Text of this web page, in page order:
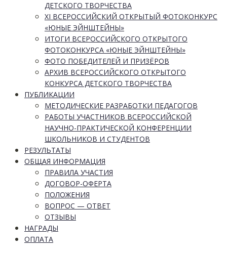
ДЕТСКОГО ТВОРЧЕСТВА
XI ВСЕРОССИЙСКИЙ ОТКРЫТЫЙ ФОТОКОНКУРС
«ЮНЫЕ ЭЙНШТЕЙНЫ»
ИТОГИ ВСЕРОССИЙСКОГО ОТКРЫТОГО
ФОТОКОНКУРСА «ЮНЫЕ ЭЙНШТЕЙНЫ»
ФОТО ПОБЕДИТЕЛЕЙ И ПРИЗЁРОВ
АРХИВ ВСЕРОССИЙСКОГО ОТКРЫТОГО
КОНКУРСА ДЕТСКОГО ТВОРЧЕСТВА
ПУБЛИКАЦИИ
МЕТОДИЧЕСКИЕ РАЗРАБОТКИ ПЕДАГОГОВ
РАБОТЫ УЧАСТНИКОВ ВСЕРОССИЙСКОЙ
НАУЧНО-ПРАКТИЧЕСКОЙ КОНФЕРЕНЦИИ
ШКОЛЬНИКОВ И СТУДЕНТОВ
РЕЗУЛЬТАТЫ
ОБЩАЯ ИНФОРМАЦИЯ
ПРАВИЛА УЧАСТИЯ
ДОГОВОР-ОФЕРТА
ПОЛОЖЕНИЯ
ВОПРОС — ОТВЕТ
ОТЗЫВЫ
НАГРАДЫ
ОПЛАТА